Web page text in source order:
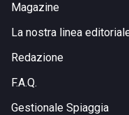
Magazine
La nostra linea
Redazione
F.A.Q.
Gestionale Spiaggia